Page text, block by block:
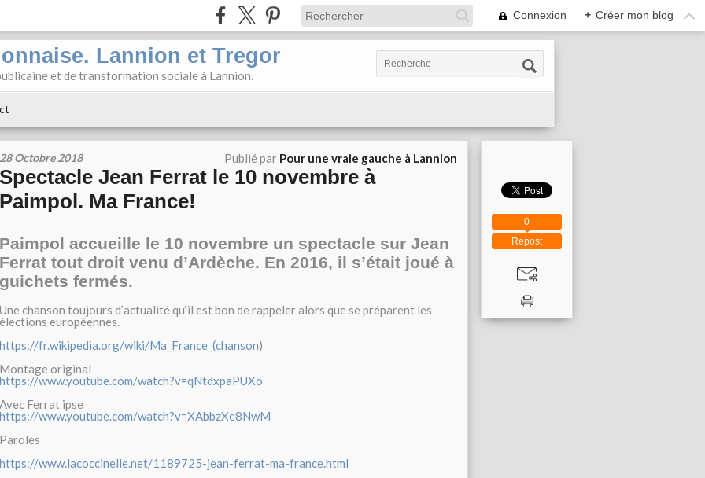
Connexion + Créer mon blog
Lannion et Tregor
et de transformation sociale à Lannion.
28 Octobre 2018 Publié par Pour une vraie gauche à Lannion
Spectacle Jean Ferrat le 10 novembre à
Paimpol. Ma France!
Paimpol accueille le 10 novembre un spectacle sur Jean
Ferrat tout droit venu d’Ardèche. En 2016, il s’était joué à
guichets fermés.
Une chanson toujours d’actualité qu‘il est bon de rappeler alors que se préparent les
élections européennes.
https://fr.wikipedia.org/wiki/Ma_France_(chanson)
Montage original
https://www.youtube.com/watch?v=qNtdxpaPUXo
Avec Ferrat ipse
https://www.youtube.com/watch?v=XAbbzXe8NwM
Paroles
https://www.lacoccinelle.net/1189725-jean-ferrat-ma-france.html
Repost
0